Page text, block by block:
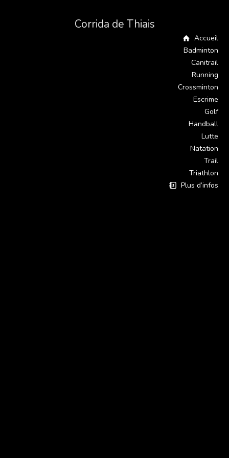
Accueil
Badminton
Canitrail
Running
Crossminton
Escrime
Golf
Handball
Lutte
Natation
Trail
Triathlon
Plus d’infos
Corrida de Thiais